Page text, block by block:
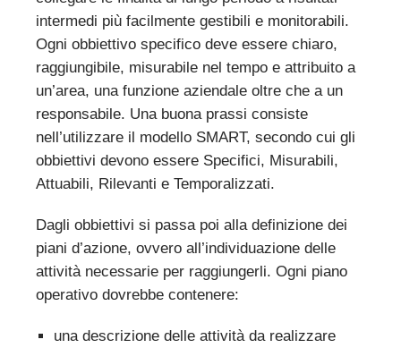
intermedi più facilmente gestibili e monitorabili.
Ogni obbiettivo specifico deve essere chiaro,
raggiungibile, misurabile nel tempo e attribuito a
un’area, una funzione aziendale oltre che a un
responsabile. Una buona prassi consiste
nell’utilizzare il modello SMART, secondo cui gli
obbiettivi devono essere Specifici, Misurabili,
Attuabili, Rilevanti e Temporalizzati.
Dagli obbiettivi si passa poi alla definizione dei
piani d’azione, ovvero all’individuazione delle
attività necessarie per raggiungerli. Ogni piano
operativo dovrebbe contenere:
una descrizione delle attività da realizzare